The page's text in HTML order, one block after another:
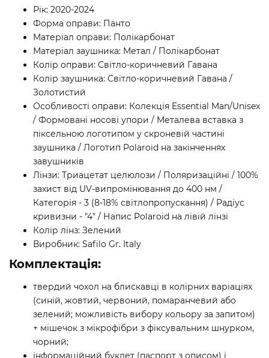
Рік: 2020-2024
Форма оправи: Панто
Матеріал оправи: Полікарбонат
Матеріал заушника: Метал / Полікарбонат
Колір оправи: Світло-коричневий Гавана
Колір заушника: Світло-коричневий Гавана /
Золотистий
Особливості оправи: Колекція Essential Man/Unisex
/ Формовані носові упори / Металева вставка з
піксельною логотипом у скроневій частині
заушника / Логотип Polaroid на закінченнях
завушників
Лінзи: Триацетат целюлози / Поляризаційні / 100%
захист від UV-випромінювання до 400 нм /
Категорія - 3 (8-18% світлопропускання) / Радіус
кривизни - "4" / Напис Polaroid на лівій лінзі
Колір лінз: Зелений
Виробник: Safilo Gr. Italy
Комплектація:
твердий чохол на блискавці в колірних варіаціях
(синій, жовтий, червоний, помаранчевий або
зелений; можливість вибору кольору за запитом)
+ мішечок з мікрофібри з фіксувальним шнурком,
чорний;
інформаційний буклет (паспорт з описом) і